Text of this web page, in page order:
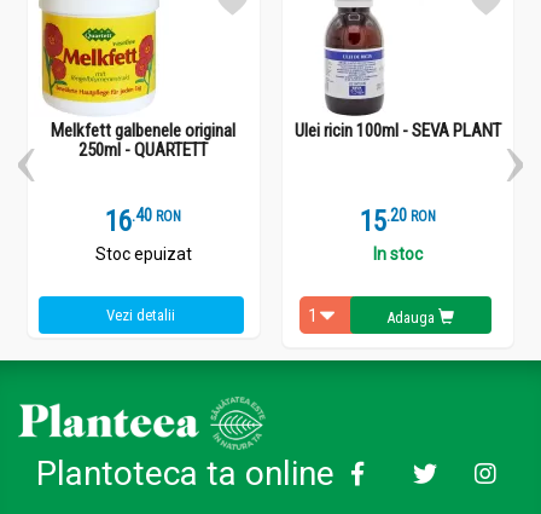
Melkfett galbenele original
250ml - QUARTETT
16.4 RON
Stoc epuizat
Vezi detalii
Ulei ricin 100ml - SEVA PLANT
15.2 RON
In stoc
Adauga
Plantoteca ta online